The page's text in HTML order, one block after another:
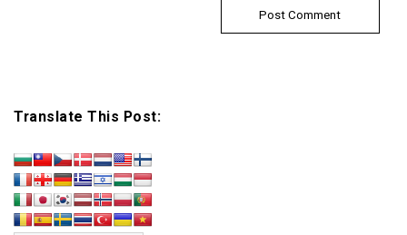
Translate This Post: